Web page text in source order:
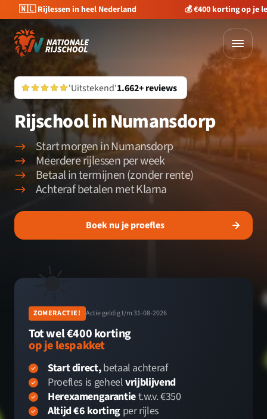
🇳🇱 Rijlessen in heel Nederland 💰 €400 korting op je
'Uitstekend'1.662+ reviews
Rijschool in Numansdorp
Start morgen in Numansdorp
Meerdere rijlessen per week
Betaal in termijnen (zonder rente)
Achteraf betalen met Klarna
Boek nu je proefles
☀️
ZOMERACTIE! Actie geldig t/m 31-08-2026
Tot wel €400 korting
op je lespakket
Start direct,betaal achteraf
Proefles is geheelvrijblijvend
Herexamengarantiet.w.v. €350
Altijd €6 kortingper rijles